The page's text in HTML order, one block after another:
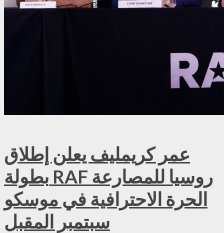
عمر كريمليف يعلن إطلاق
بطولة RAF روسيا للمصارعة
الحرة الاحترافية في موسكو
سبتمبر المقبل